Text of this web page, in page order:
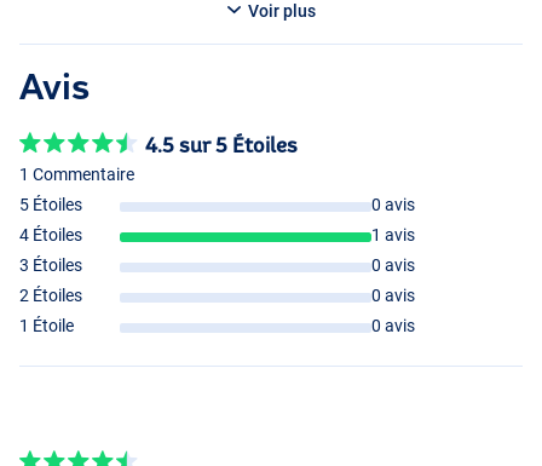
Voir plus
Avis
4.5 sur 5 Étoiles
1 Commentaire
5 Étoiles
0 avis
4 Étoiles
1 avis
3 Étoiles
0 avis
2 Étoiles
0 avis
1 Étoile
0 avis